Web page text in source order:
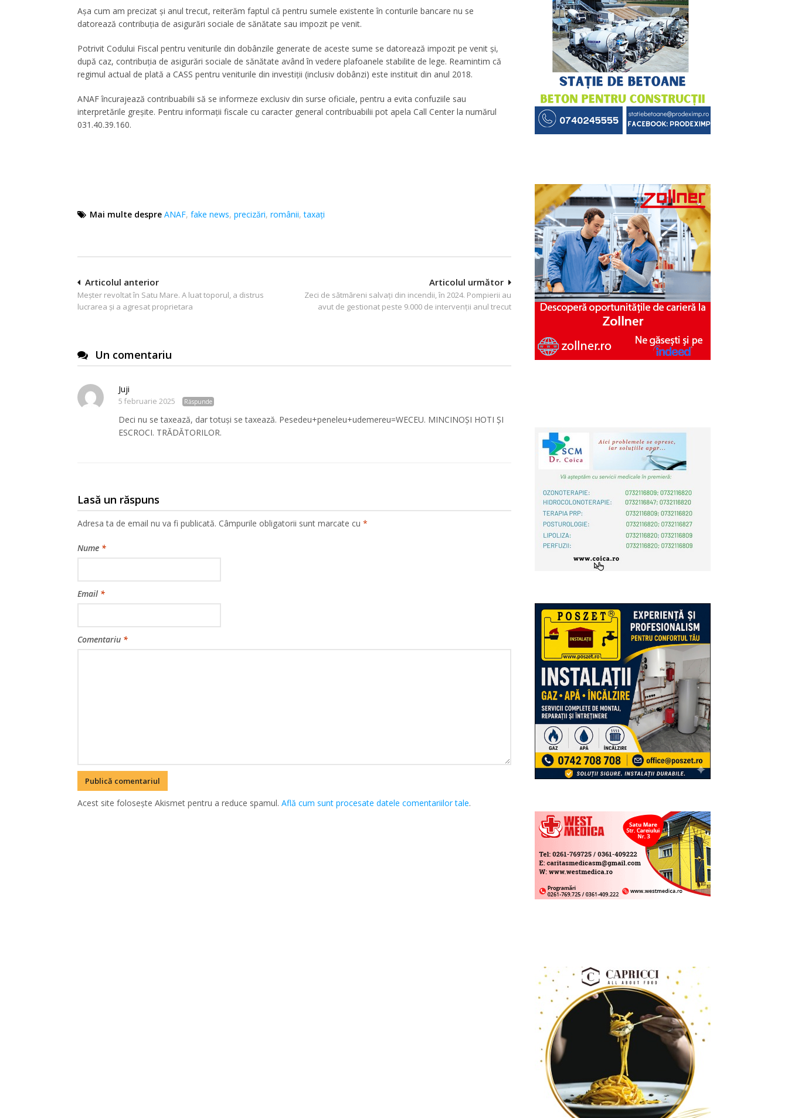
Așa cum am precizat și anul trecut, reiterăm faptul că pentru sumele existente în conturile bancare nu se
datorează contribuția de asigurări sociale de sănătate sau impozit pe venit.
Potrivit Codului Fiscal pentru veniturile din dobânzile generate de aceste sume se datorează impozit pe venit și,
după caz, contribuția de asigurări sociale de sănătate având în vedere plafoanele stabilite de lege. Reamintim că
regimul actual de plată a CASS pentru veniturile din investiții (inclusiv dobânzi) este instituit din anul 2018.
ANAF încurajează contribuabilii să se informeze exclusiv din surse oficiale, pentru a evita confuziile sau
interpretările greșite. Pentru informații fiscale cu caracter general contribuabilii pot apela Call Center la numărul
031.40.39.160.
Mai multe despre ANAF, fake news, precizări, românii,taxați
Navigare
în
Articolul următor
Zeci de sătmăreni salvați din incendii, în 2024. Pompierii au
avut de gestionat peste 9.000 de intervenții anul trecut
Articolul anterior
Meşter revoltat în Satu Mare. A luat toporul, a distrus
lucrarea și a agresat proprietara
Un comentariu
Juji
5 februarie 2025 Răspunde
Deci nu se taxează, dar totuși se taxează. Pesedeu+peneleu+udemereu=WECEU. MINCINOȘI HOTI ȘI
ESCROCI. TRĂDĂTORILOR.
Lasă un răspuns
Adresa ta de email nu va fi publicată. Câmpurile obligatorii sunt marcate cu *
Nume *
Email *
Comentariu *
Acest site folosește Akismet pentru a reduce spamul. Află cum sunt procesate datele comentariilor tale.